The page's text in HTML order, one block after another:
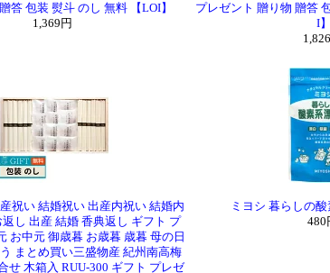
答 包装 熨斗 のし 無料 【LOI】
1,369円
プレゼント 贈り物 贈答
I】
祝い 結婚祝い 出産内祝い 結婚内
し 出産 結婚 香典返し ギフト プ
お中元 御歳暮 お歳暮 歳暮 母の日
まとめ買い三盛物産 紀州南高梅
せ 木箱入 RUU-300 ギフト プレゼ
ミヨシ 暮らしの
480